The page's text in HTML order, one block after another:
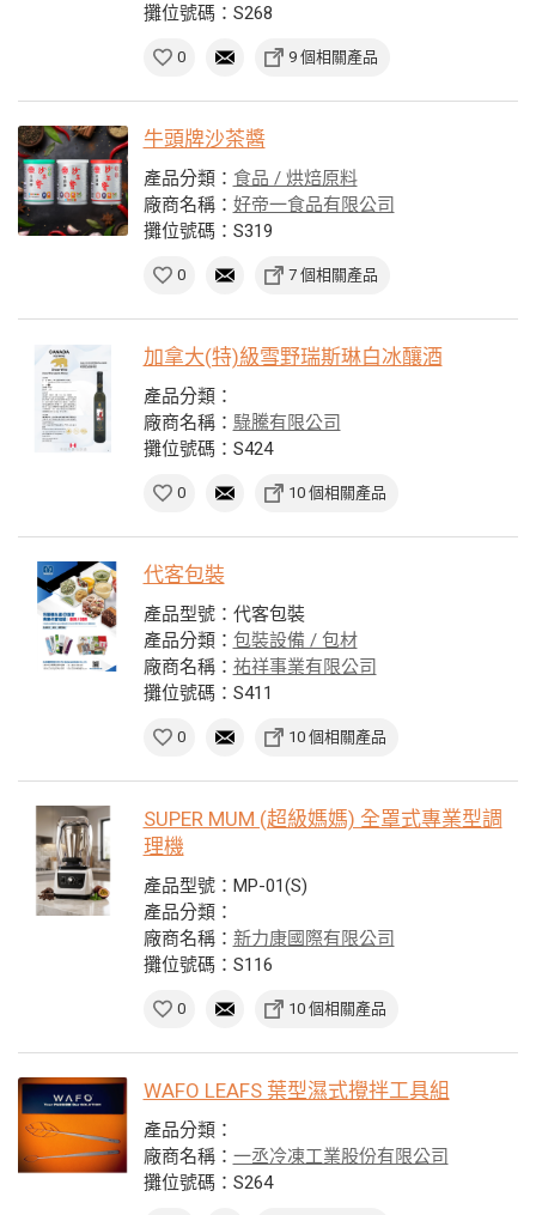
攤位號碼：S268
0 9 個相關產品
牛頭牌沙茶醬
產品分類： 食品 / 烘焙原料
廠商名稱： 好帝一食品有限公司
攤位號碼：S319
0 7 個相關產品
加拿大(特)級雪野瑞斯琳白冰釀酒
產品分類：
廠商名稱： 騄騰有限公司
攤位號碼：S424
0 10 個相關產品
代客包裝
產品型號：代客包裝
產品分類： 包裝設備 / 包材
廠商名稱： 祐祥事業有限公司
攤位號碼：S411
0 10 個相關產品
SUPER MUM (超級媽媽) 全罩式專業型調
理機
產品型號：MP-01(S)
產品分類：
廠商名稱： 新力康國際有限公司
攤位號碼：S116
0 10 個相關產品
WAFO LEAFS 葉型濕式攪拌工具組
產品分類：
廠商名稱： 一丞冷凍工業股份有限公司
攤位號碼：S264